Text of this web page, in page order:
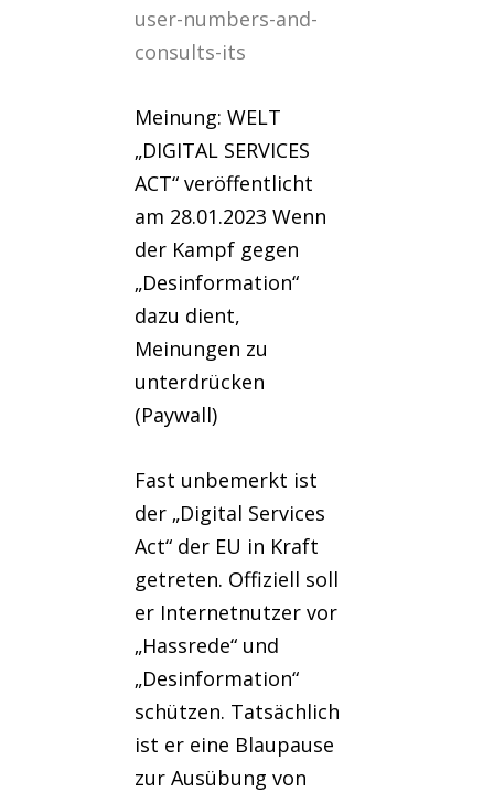
user-numbers-and-
consults-its
Meinung: WELT
„DIGITAL SERVICES
ACT“ veröffentlicht
am 28.01.2023 Wenn
der Kampf gegen
„Desinformation“
dazu dient,
Meinungen zu
unterdrücken
(Paywall)
Fast unbemerkt ist
der „Digital Services
Act“ der EU in Kraft
getreten. Offiziell soll
er Internetnutzer vor
„Hassrede“ und
„Desinformation“
schützen. Tatsächlich
ist er eine Blaupause
zur Ausübung von